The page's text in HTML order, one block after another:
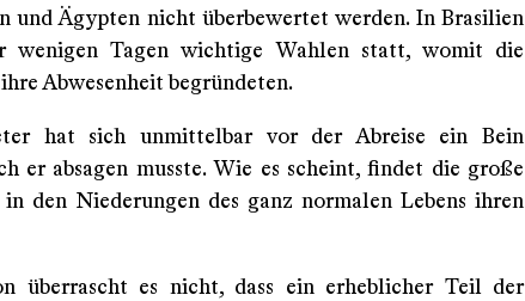
und Ägypten nicht überbewertet werden. In Brasilien
wenigen Tagen wichtige Wahlen statt, womit die
Abwesenheit begründeten.
hat sich unmittelbar vor der Abreise ein Bein
er absagen musste. Wie es scheint, findet die große
den Niederungen des ganz normalen Lebens ihren
überrascht es nicht, dass ein erheblicher Teil der